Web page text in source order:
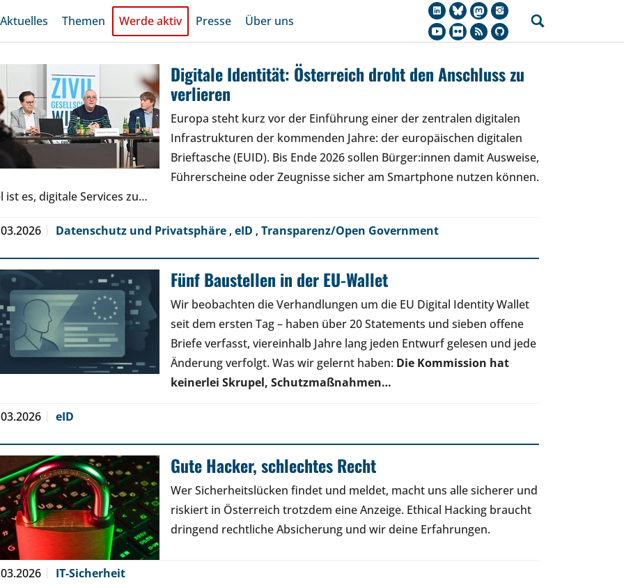
Aktuelles Themen Werde aktiv Presse Über uns
Digitale Identität: Österreich droht den Anschluss zu
verlieren
Europa steht kurz vor der Einführung einer der zentralen digitalen
Infrastrukturen der kommenden Jahre: der europäischen digitalen
Brieftasche (EUID). Bis Ende 2026 sollen Bürger:innen damit Ausweise,
Führerscheine oder Zeugnisse sicher am Smartphone nutzen können.
ist es, digitale Services zu…
Datenschutz und Privatsphäre , eID , Transparenz/Open Government
Fünf Baustellen in der EU-Wallet
Wir beobachten die Verhandlungen um die EU Digital Identity Wallet
seit dem ersten Tag – haben über 20 Statements und sieben offene
Briefe verfasst, viereinhalb Jahre lang jeden Entwurf gelesen und jede
Änderung verfolgt. Was wir gelernt haben: Die Kommission hat
keinerlei Skrupel, Schutzmaßnahmen…
eID
Gute Hacker, schlechtes Recht
Wer Sicherheitslücken findet und meldet, macht uns alle sicherer und
riskiert in Österreich trotzdem eine Anzeige. Ethical Hacking braucht
dringend rechtliche Absicherung und wir deine Erfahrungen.
IT-Sicherheit